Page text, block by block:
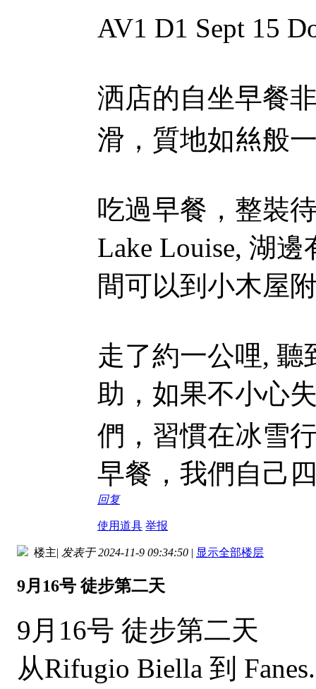
AV1 D1 Sept 15
洒店的自坐早餐
滑，質地如𢇁般
吃過早餐，整裝
Lake Louise, 湖
間可以到小木屋
走了約一公哩,
助，如果不小心
們，習慣在冰雪
早餐，我們自己
回复
使用道具 举报
楼主| 发表于 2024-11-9 09:34:50 | 显示全部楼层
9月16号 徒步第二天
9月16号 徒步第二天
从Rifugio Biella 到